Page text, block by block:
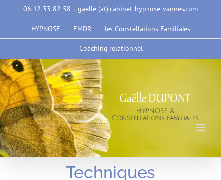
Passer
au
06 12 33 82 58 | gaelle (at) cabinet-hypnose-vannes.com
HYPNOSE EMDR les Constellations Familiales
Coaching relationnel
Techniques